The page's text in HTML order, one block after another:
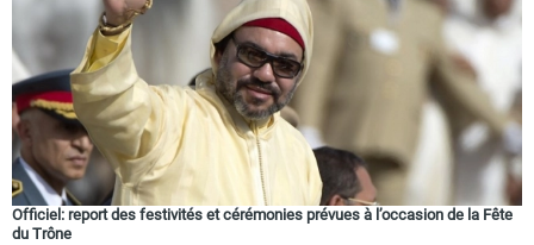
Officiel: report des festivités et cérémonies prévues à l’occasion de la Fête
du Trône